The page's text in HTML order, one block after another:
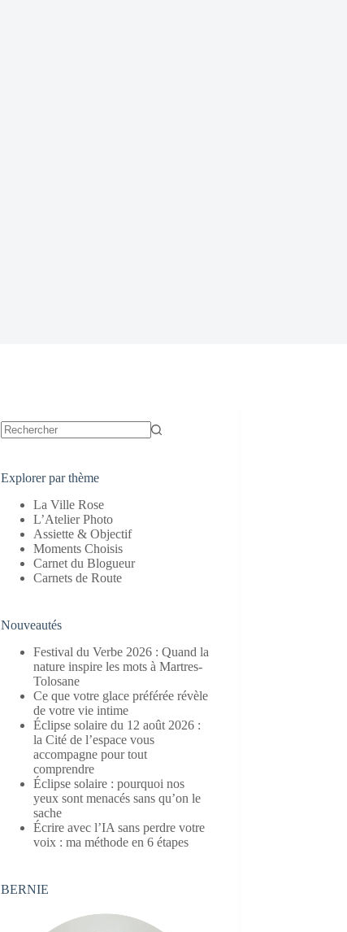
Explorer par thème
La Ville Rose
L’Atelier Photo
Assiette & Objectif
Moments Choisis
Carnet du Blogueur
Carnets de Route
Nouveautés
Festival du Verbe 2026 : Quand la
nature inspire les mots à Martres-
Tolosane
Ce que votre glace préférée révèle
de votre vie intime
Éclipse solaire du 12 août 2026 :
la Cité de l’espace vous
accompagne pour tout
comprendre
Éclipse solaire : pourquoi nos
yeux sont menacés sans qu’on le
sache
Écrire avec l’IA sans perdre votre
voix : ma méthode en 6 étapes
BERNIE